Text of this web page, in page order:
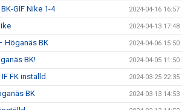
GIF Nike 1-4 2024-04-16 16:57
2024-04-13 17:48
Höganäs BK 2024-04-06 15:50
BK! 2024-04-05 11:50
FK inställd 2024-03-25 22:35
BK 2024-03-13 14:53